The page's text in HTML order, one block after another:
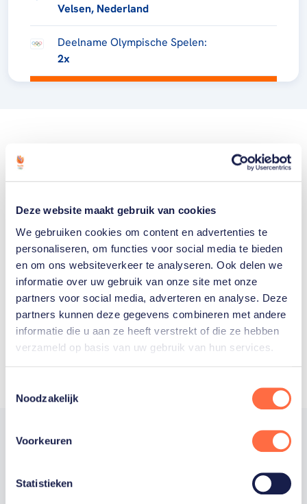
Deze website maakt gebruik van cookies
We gebruiken cookies om content en advertenties te
personaliseren, om functies voor social media te bieden
en om ons websiteverkeer te analyseren. Ook delen we
informatie over uw gebruik van onze site met onze
partners voor social media, adverteren en analyse. Deze
partners kunnen deze gegevens combineren met andere
informatie die u aan ze heeft verstrekt of die ze hebben
verzameld op basis van uw gebruik van hun services.
Noodzakelijk
Voorkeuren
Statistieken
Velsen, Nederland
Deelname Olympische Spelen:
2x
Welke Nederlanders hebben er
ooit meegedaan aan de
Olympische Spelen?
Trotse hoofdsponsor